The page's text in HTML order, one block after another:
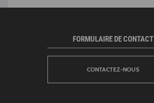
FORMULAIRE DE CONTACT
CONTACTEZ-NOUS